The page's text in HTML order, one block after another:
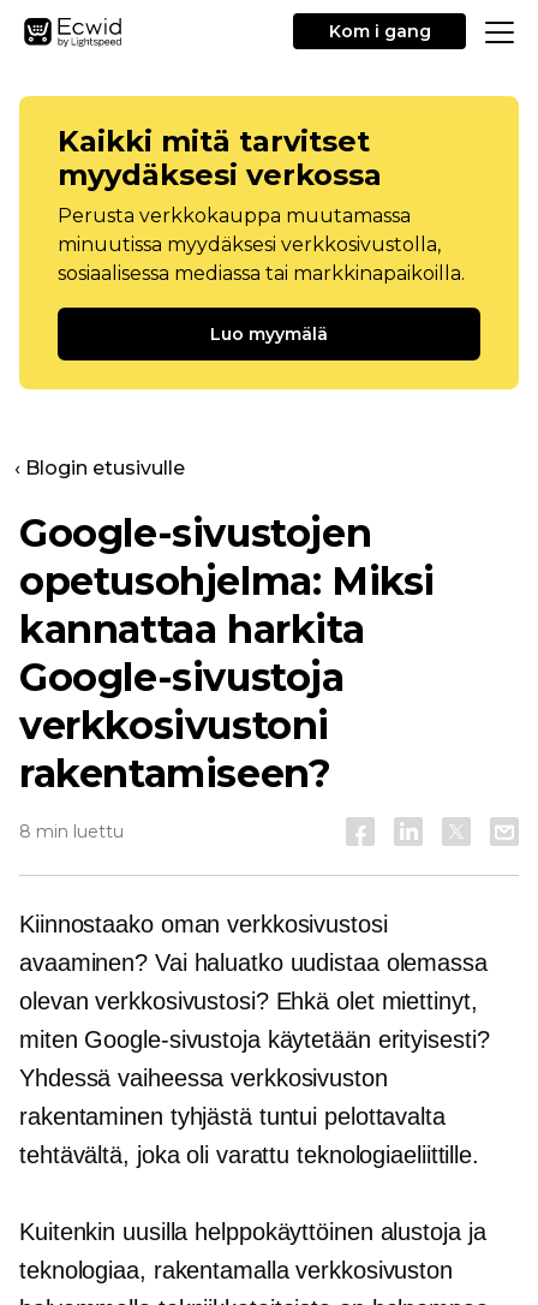
Kom i gang
Kaikki mitä tarvitset
myydäksesi verkossa
Perusta verkkokauppa muutamassa
minuutissa myydäksesi verkkosivustolla,
sosiaalisessa mediassa tai markkinapaikoilla.
Luo myymälä
‹ Blogin etusivulle
Google-sivustojen
opetusohjelma: Miksi
kannattaa harkita
Google-sivustoja
verkkosivustoni
rakentamiseen?
8 min luettu
Kiinnostaako oman verkkosivustosi
avaaminen? Vai haluatko uudistaa olemassa
olevan verkkosivustosi? Ehkä olet miettinyt,
miten Google-sivustoja käytetään erityisesti?
Yhdessä vaiheessa verkkosivuston
rakentaminen tyhjästä tuntui pelottavalta
tehtävältä, joka oli varattu teknologiaeliittille.
Kuitenkin uusilla helppokäyttöinen alustoja ja
teknologiaa, rakentamalla verkkosivuston